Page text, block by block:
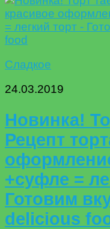
Сладкое
24.03.2019
Новинка!
Рецепт
+суфле =
Готовим
delicious